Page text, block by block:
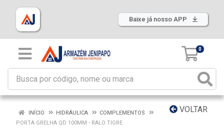
Baixe já nosso APP
0
VOLTAR
INÍCIO HIDRÁULICA
COMPLEMENTOS
PORTA GRELHA QD 100MM - RALO TIGRE